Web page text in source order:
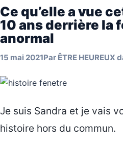
Ce qu’elle a vue
10 ans derrière la
anormal
15 mai 2021Par ÊTRE HEUREUX
Je suis Sandra et je vais
histoire hors du commun.